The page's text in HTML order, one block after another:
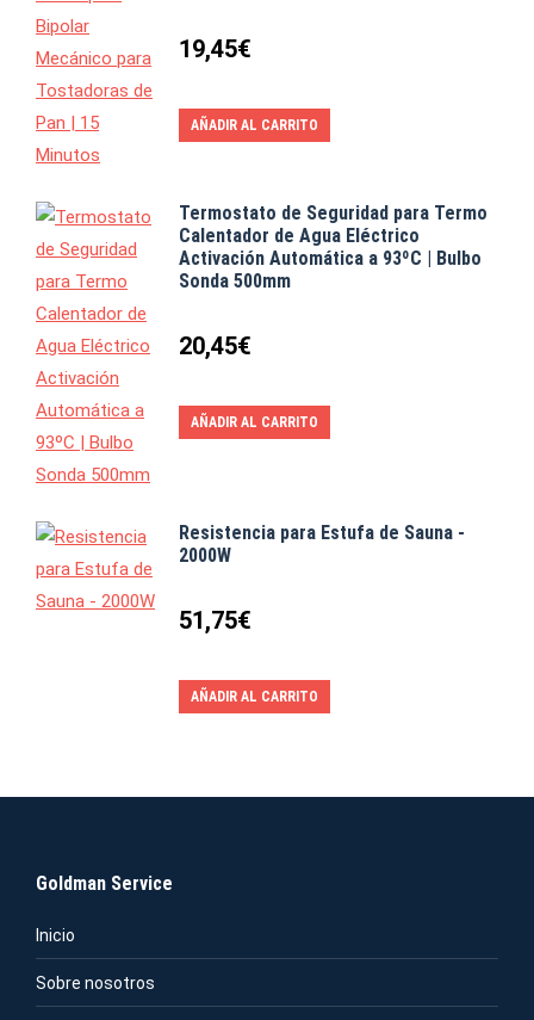
19,45€
AÑADIR AL CARRITO
Termostato de Seguridad para Termo
Calentador de Agua Eléctrico
Activación Automática a 93ºC | Bulbo
Sonda 500mm
20,45€
AÑADIR AL CARRITO
Resistencia para Estufa de Sauna -
2000W
51,75€
AÑADIR AL CARRITO
Goldman Service
Inicio
Sobre nosotros